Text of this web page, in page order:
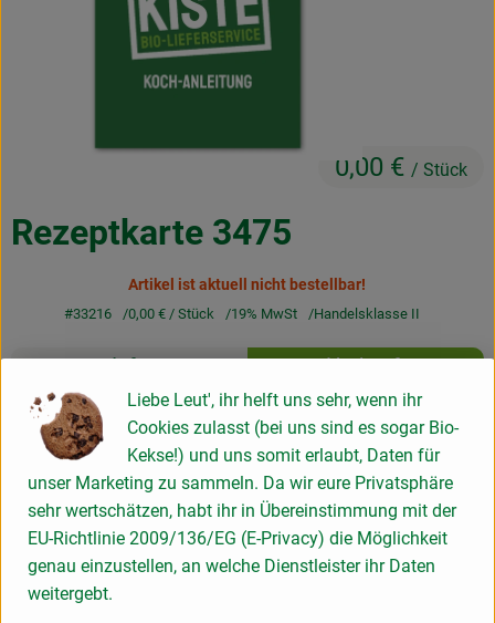
Kochen & Backen
Blog
Veranstaltungen
Rezeptkarte 3475
0,00 € / Stück
Artikel ist aktuell nicht bestellbar!
#33216 0,00 € / Stück 19% MwSt Handelsklasse II
Rezepte
Info Herkunft
Entdecke passende RezepteEs wurden
Info
Produktinformationen
Liebe Leut', ihr helft uns sehr, wenn ihr
Cookies zulasst (bei uns sind es sogar Bio-
Kekse!) und uns somit erlaubt, Daten für
unser Marketing zu sammeln. Da wir eure Privatsphäre
sehr wertschätzen, habt ihr in Übereinstimmung mit der
EU-Richtlinie 2009/136/EG (E-Privacy) die Möglichkeit
genau einzustellen, an welche Dienstleister ihr Daten
weitergebt.